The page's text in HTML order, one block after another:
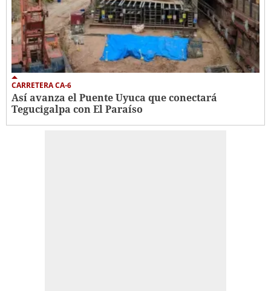
CARRETERA CA-6
Así avanza el Puente Uyuca que conectará
Tegucigalpa con El Paraíso